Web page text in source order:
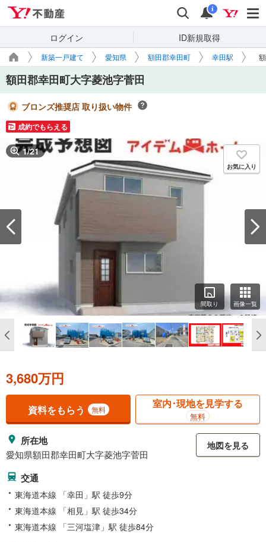
検索 通知
i
ログイン ID新規取得
新築一戸建て 愛知県 額田郡幸田町 幸田駅
額田郡幸田町大字菱池字菅田
ブロンズ推奨店 取り扱い物件
成約でもらえる
1/21
お気に入り
間取り 画像一覧
3,680万円
資料をもらう 無料 室内･現地を見学する
無料
所在地
愛知県額田郡幸田町大字菱池字菅田
地図を見る
交通
東海道本線 「幸田」駅 徒歩9分
東海道本線 「相見」駅 徒歩34分
東海道本線 「三河塩津」駅 徒歩84分